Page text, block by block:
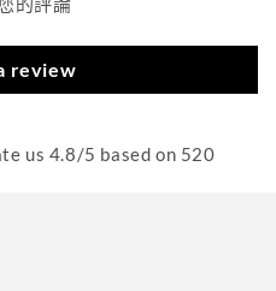
review
us 4.8/5 based on 520